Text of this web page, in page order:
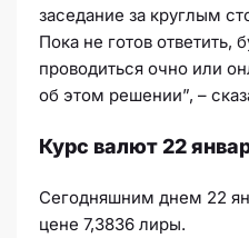
заседание за круглым
Пока не готов ответить,
проводиться очно или
об этом решении”, –
Курс валют 22
Сегодняшним днем 22
цене 7,3836 лиры.